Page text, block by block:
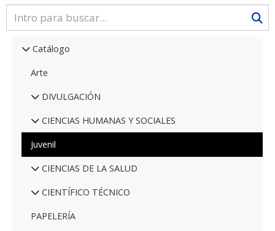
Catálogo
Arte
DIVULGACIÓN
CIENCIAS HUMANAS Y SOCIALES
Juvenil
CIENCIAS DE LA SALUD
CIENTÍFICO TÉCNICO
PAPELERÍA